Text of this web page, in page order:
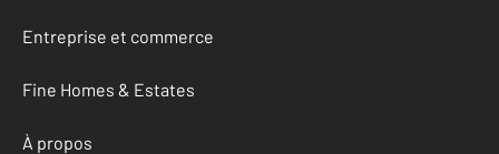
Entreprise et commerce
Fine Homes & Estates
À propos